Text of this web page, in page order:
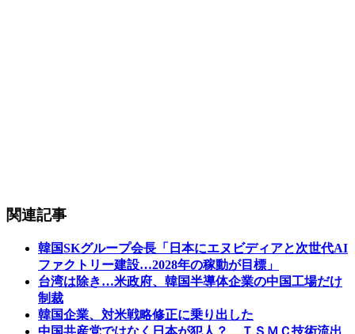
関連記事
韓国SKグループ会長「日本にエヌビディアと次世代AI
ファクトリー建設…2028年の稼動が目標」
台湾は除き…米政府、韓国半導体企業の中国工場だけ
制裁
韓国企業、対米戦略修正に乗り出した
中国共産党ではなく日本が犯人？ ＴＳＭＣ技術流出